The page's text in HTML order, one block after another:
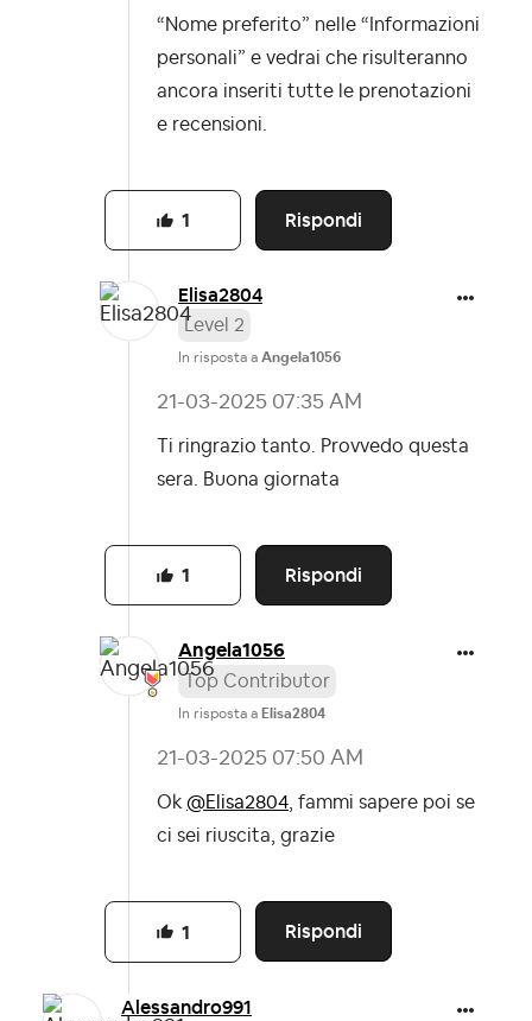
“Nome preferito” nelle “Informazioni
personali” e vedrai che risulteranno
ancora inseriti tutte le prenotazioni
e recensioni.
Rispondi
1
Elisa2804
Level 2
In risposta a Angela1056
‎21-03-2025 07:35 AM
Ti ringrazio tanto. Provvedo questa
sera. Buona giornata
Rispondi
1
Angela1056
Top Contributor
In risposta a Elisa2804
‎21-03-2025 07:50 AM
Ok @Elisa2804, fammi sapere poi se
ci sei riuscita, grazie
Rispondi
1
Alessandro991